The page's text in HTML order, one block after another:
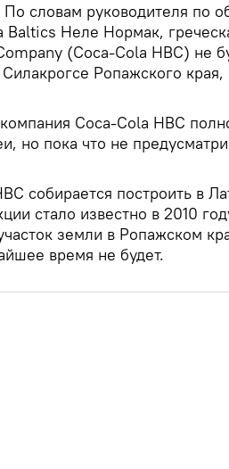
По словам руководителя по
Неле Нормак,
(Coca-Cola HBC) не
Ропажского
Coca-Cola HBC
но пока что не
собирается построить в
стало известно в 2010
земли в Ропажском
время не будет.